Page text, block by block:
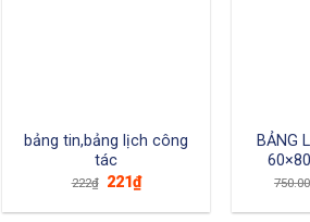
bảng tin,bảng lịch công
tác
222₫
Giá
là:
221₫Giá
hiện
tại
BẢNG